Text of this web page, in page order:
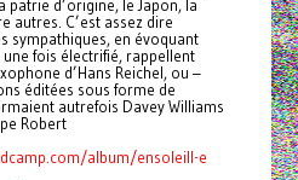
patrie d’origine, le Japon, la
autres. C’est assez dire
sympathiques, en évoquant
fois électrifié, rappellent
d’Hans Reichel, ou –
éditées sous forme de
autrefois Davey Williams
Robert
album/ensoleill-e